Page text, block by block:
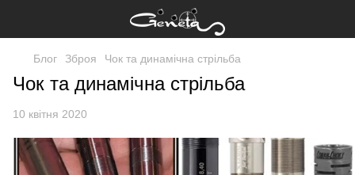
Блог Зброя Чок та динамічна стрільба
Чок та динамічна стрільба
10 квітня 2020